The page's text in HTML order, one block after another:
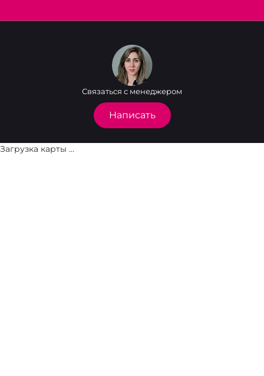
Связаться с менеджером
Написать
Загрузка карты ...